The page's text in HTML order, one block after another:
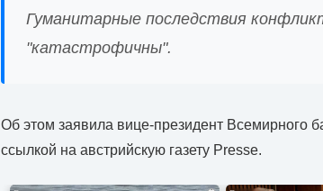
Гуманитарные последствия
"катастрофичны".
Об этом заявила вице-президент Всемирного
ссылкой на австрийскую газету Presse.